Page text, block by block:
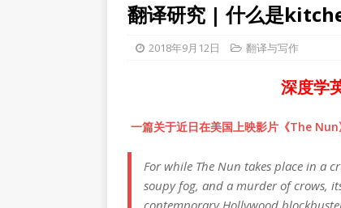
翻译研究 | 什么是
2018年9月12日 翻译与写作
深度学
一篇关于近日在美国上映影片《The
For while The Nun takes place in a
soupy fog, and a murder of crows,
contemporary Hollywood